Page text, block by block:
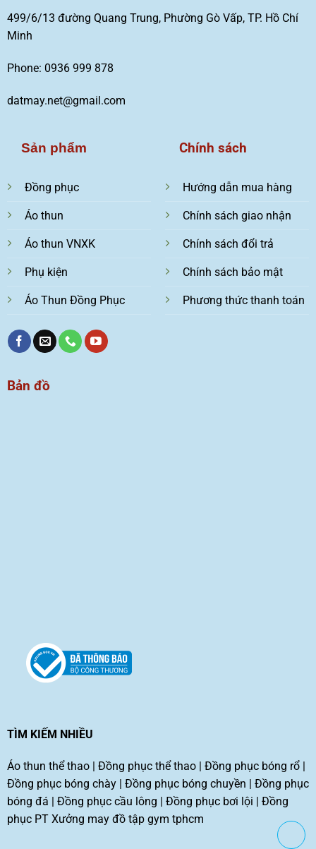
499/6/13 đường Quang Trung, Phường Gò Vấp, TP. Hồ Chí
Minh
Phone: 0936 999 878
datmay.net@gmail.com
Sản phẩm
Đồng phục
Áo thun
Áo thun VNXK
Phụ kiện
Áo Thun Đồng Phục
Chính sách
Hướng dẫn mua hàng
Chính sách giao nhận
Chính sách đổi trả
Chính sách bảo mật
Phương thức thanh toán
Bản đồ
TÌM KIẾM NHIỀU
Áo thun thể thao| Đồng phục thể thao| Đồng phục bóng rổ|
Đồng phục bóng chày| Đồng phục bóng chuyền
Đồng phục
bóng đá
Đồng phục cầu lông Đồng phục bơi lội
Đồng
phục PT Xưởng may đồ tập gym tphcm